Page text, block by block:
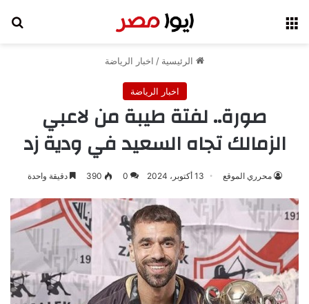
الرئيسية / اخبار الرياضة
اخبار الرياضة
صورة.. لفتة طيبة من لاعبي
الزمالك تجاه السعيد في ودية زد
محرري الموقع 13 أكتوبر، 2024 0
390 دقيقة واحدة